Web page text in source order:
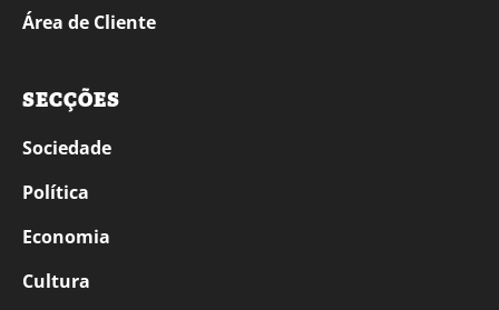
Área de Cliente
SECÇÕES
Sociedade
Política
Economia
Cultura